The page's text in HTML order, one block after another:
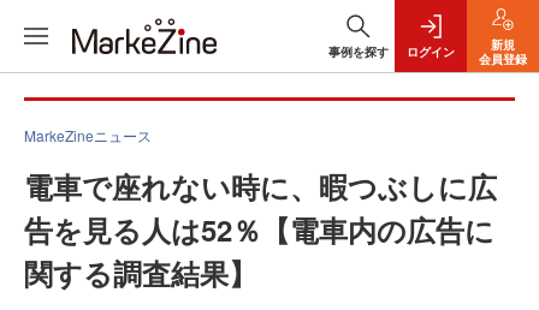
事例を探す ログイン
新規
会員登録
MarkeZineニュース
電車で座れない時に、暇つぶしに広
告を見る人は52％【電車内の広告に
関する調査結果】